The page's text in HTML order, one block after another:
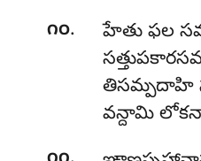
౧౦. హేతు ఫల
తిసమ్పదాహి
వన్దామి